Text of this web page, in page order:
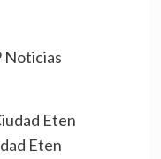
Noticias
Eten